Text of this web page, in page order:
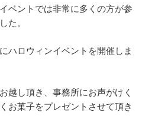
ベントでは非常に多くの方が参
た。
ハロウィンイベントを開催しま
越し頂き、事務所にお声がけく
お菓子をプレゼントさせて頂き